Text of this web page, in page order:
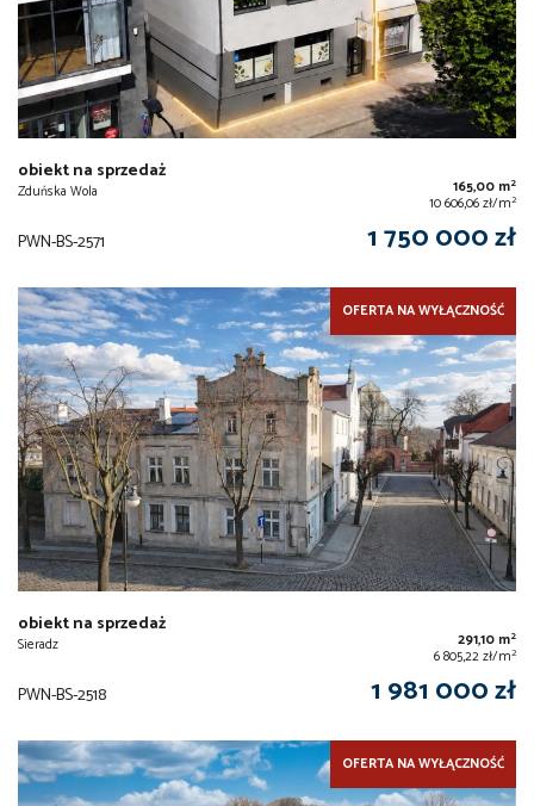
obiekt na sprzedaż
Zduńska Wola 165,00 m2
10 606,06 zł/m2
PWN-BS-2571 1 750 000 zł
OFERTA NA WYŁĄCZNOŚĆ
obiekt na sprzedaż
Sieradz 291,10 m2
6 805,22 zł/m2
PWN-BS-2518 1 981 000 zł
OFERTA NA WYŁĄCZNOŚĆ